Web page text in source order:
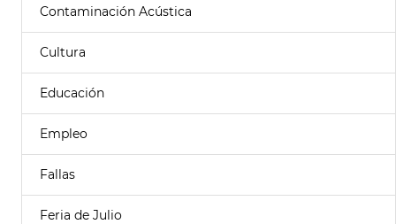
Contaminación Acústica
Cultura
Educación
Empleo
Fallas
Feria de Julio